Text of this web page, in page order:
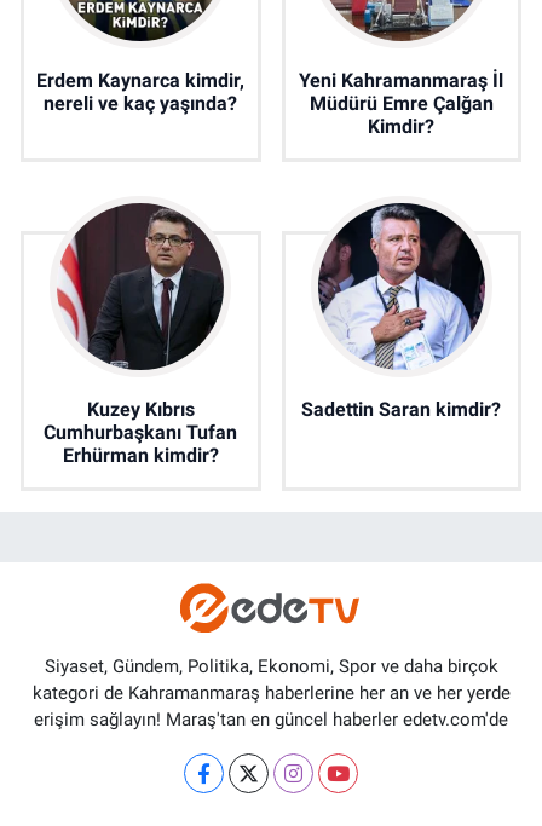
Erdem Kaynarca kimdir,
nereli ve kaç yaşında?
Yeni Kahramanmaraş İl
Müdürü Emre Çalğan
Kimdir?
Kuzey Kıbrıs
Cumhurbaşkanı Tufan
Erhürman kimdir?
Sadettin Saran kimdir?
Siyaset, Gündem, Politika, Ekonomi, Spor ve daha birçok
kategori de Kahramanmaraş haberlerine her an ve her yerde
erişim sağlayın! Maraş'tan en güncel haberler edetv.com'de